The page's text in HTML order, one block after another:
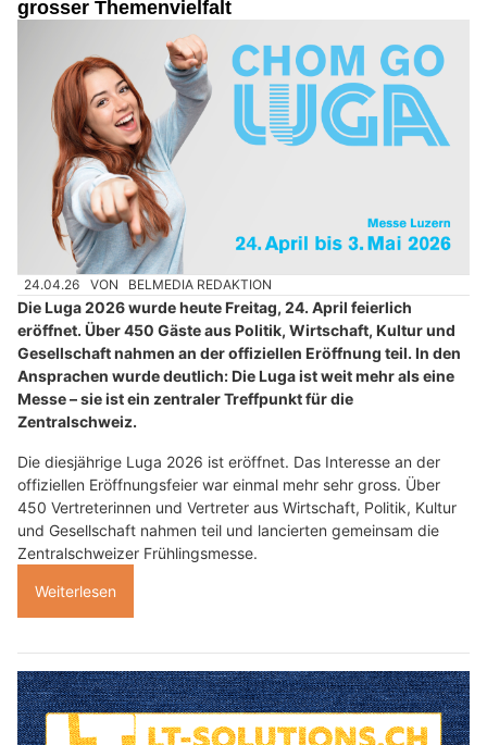
grosser Themenvielfalt
24.04.26 VON BELMEDIA REDAKTION
Die Luga 2026 wurde heute Freitag, 24. April feierlich
eröffnet. Über 450 Gäste aus Politik, Wirtschaft, Kultur und
Gesellschaft nahmen an der offiziellen Eröffnung teil. In den
Ansprachen wurde deutlich: Die Luga ist weit mehr als eine
Messe – sie ist ein zentraler Treffpunkt für die
Zentralschweiz.
Die diesjährige Luga 2026 ist eröffnet. Das Interesse an der
offiziellen Eröffnungsfeier war einmal mehr sehr gross. Über
450 Vertreterinnen und Vertreter aus Wirtschaft, Politik, Kultur
und Gesellschaft nahmen teil und lancierten gemeinsam die
Zentralschweizer Frühlingsmesse.
Weiterlesen